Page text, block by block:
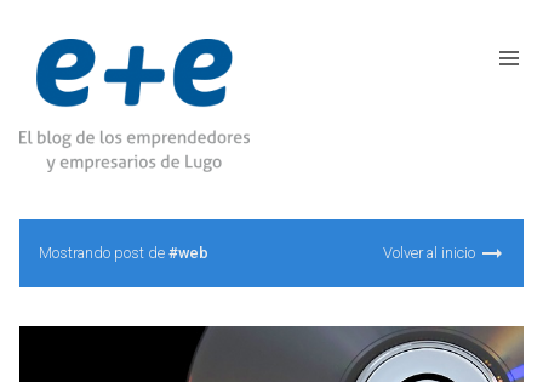
Mostrando post de #web Volver al inicio